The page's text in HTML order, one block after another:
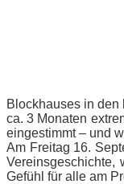
Blockhauses in den
ca. 3 Monaten
eingestimmt – und
Am Freitag 16.
Vereinsgeschichte,
Gefühl für alle am